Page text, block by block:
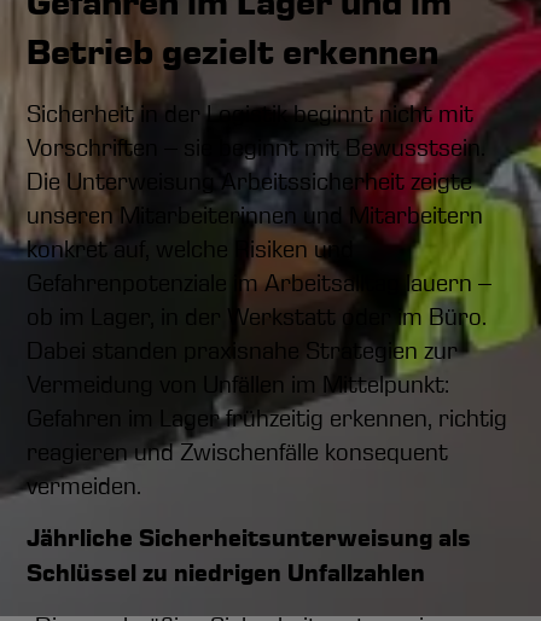
Betrieb gezielt erkennen
Sicherheit in der Logistik beginnt nicht mit
Vorschriften – sie beginnt mit Bewusstsein.
Die Unterweisung Arbeitssicherheit zeigte
unseren Mitarbeiterinnen und Mitarbeitern
konkret auf, welche Risiken und
Gefahrenpotenziale im Arbeitsalltag lauern –
ob im Lager, in der Werkstatt oder im Büro.
Dabei standen praxisnahe Strategien zur
Vermeidung von Unfällen im Mittelpunkt:
Gefahren im Lager frühzeitig erkennen, richtig
reagieren und Zwischenfälle konsequent
vermeiden.
Jährliche Sicherheitsunterweisung als
Schlüssel zu niedrigen Unfallzahlen